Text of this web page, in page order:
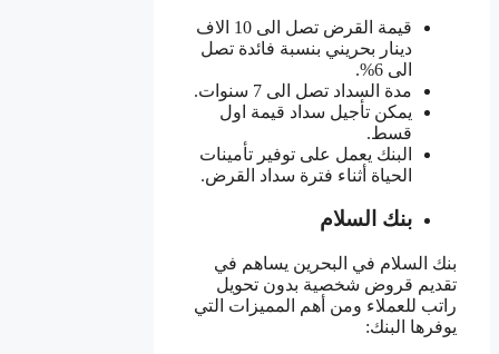
قيمة القرض تصل الى 10 الاف
دينار بحريني بنسبة فائدة تصل
الى 6%.
مدة السداد تصل الى 7 سنوات.
يمكن تأجيل سداد قيمة اول
قسط.
البنك يعمل على توفير تأمينات
الحياة أثناء فترة سداد القرض.
بنك السلام
بنك السلام في البحرين يساهم في
تقديم قروض شخصية بدون تحويل
راتب للعملاء ومن أهم المميزات التي
يوفرها البنك: